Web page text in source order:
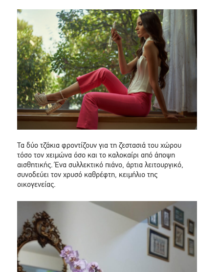
Τα δύο τζάκια φροντίζουν για τη ζεστασιά του χώρου
τόσο τον χειμώνα όσο και το καλοκαίρι από άποψη
αισθητικής. Ένα συλλεκτικό πιάνο, άρτια λειτουργικό,
συνοδεύει τον χρυσό καθρέφτη, κειμήλιο της
οικογενείας.